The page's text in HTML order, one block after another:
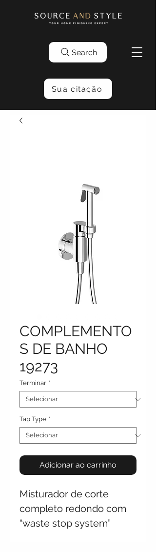
Search
Sua citação
COMPLEMENTO
S DE BANHO
19273
Terminar *
Tap Type *
Adicionar ao carrinho
Misturador de corte
completo redondo com
“waste stop system”